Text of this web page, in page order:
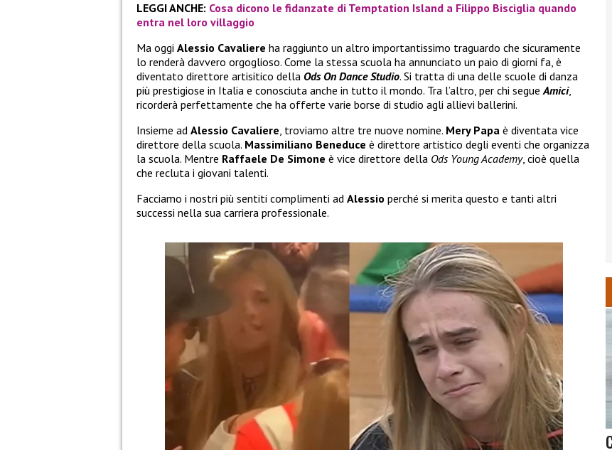
LEGGI ANCHE: Cosa dicono le fidanzate di Temptation Island a Filippo Bisciglia quando
entra nel loro villaggio
Ma oggi Alessio Cavaliere ha raggiunto un altro importantissimo traguardo che sicuramente
lo renderà davvero orgoglioso. Come la stessa scuola ha annunciato un paio di giorni fa, è
diventato direttore artisitico della Ods On Dance Studio. Si tratta di una delle scuole di danza
più prestigiose in Italia e conosciuta anche in tutto il mondo. Tra l’altro, per chi segueAmici,
ricorderà perfettamente che ha offerte varie borse di studio agli allievi ballerini.
Insieme ad Alessio Cavaliere, troviamo altre tre nuove nomine. Mery Papa è diventata vice
direttore della scuola. Massimiliano Beneduce è direttore artistico degli eventi che organizza
la scuola. Mentre Raffaele De Simone è vice direttore della Ods Young Academy, cioè quella
che recluta i giovani talenti.
Facciamo i nostri più sentiti complimenti ad Alessio perché si merita questo e tanti altri
successi nella sua carriera professionale.